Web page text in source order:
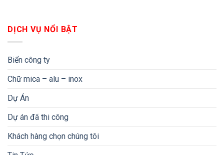
DỊCH VỤ NỔI BẬT
Biển công ty
Chữ mica – alu – inox
Dự Án
Dự án đã thi công
Khách hàng chọn chúng tôi